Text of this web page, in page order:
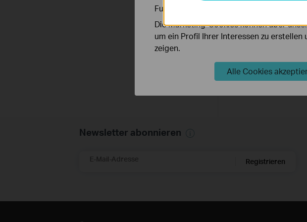
1. For Windows 10/
Newsletter abonnieren
E-Mail-Adresse Registrieren
Funktionsweise unserer Website zu
Die Marketing-Cookies können über
um ein Profil Ihrer Interessen zu
zeigen.
Alle Cookies